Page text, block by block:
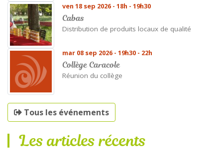
ven 18 sep 2026 - 18h - 19h30
Cabas
Distribution de produits locaux de qualité
mar 08 sep 2026 - 19h30 - 22h
Collège Caracole
Réunion du collège
Tous les événements
Les articles récents